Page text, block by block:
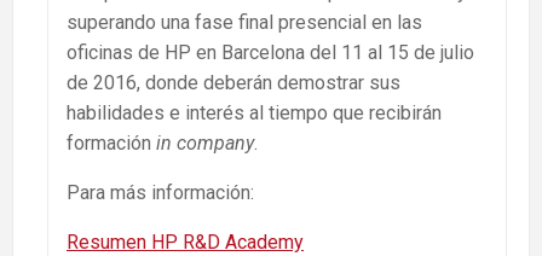
superando una fase final presencial en las
oficinas de HP en Barcelona del 11 al 15 de julio
de 2016, donde deberán demostrar sus
habilidades e interés al tiempo que recibirán
formación in company.
Para más información:
Resumen HP R&D Academy